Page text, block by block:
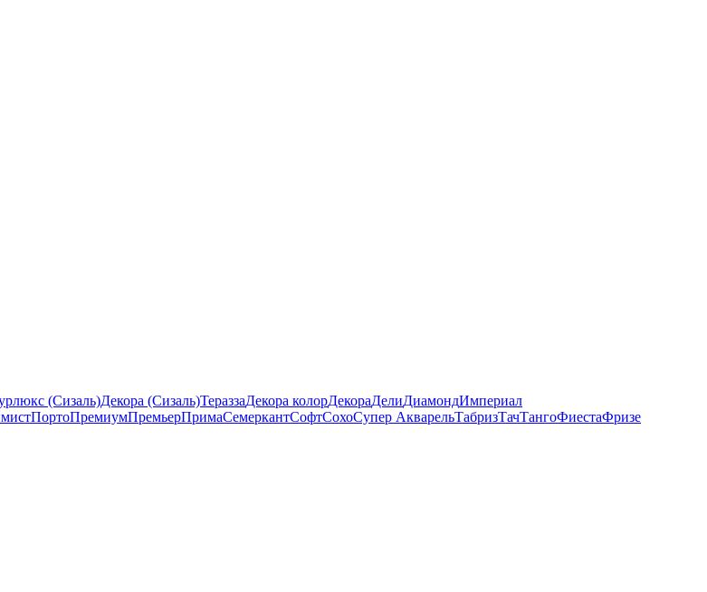
(Сизаль)Декора (Сизаль)ТераззаДекора колорДекораДелиДиамондИмпериал
ПортоПремиумПремьерПримаСемеркантСофтСохоСупер АкварельТабризТачТангоФиестаФризе